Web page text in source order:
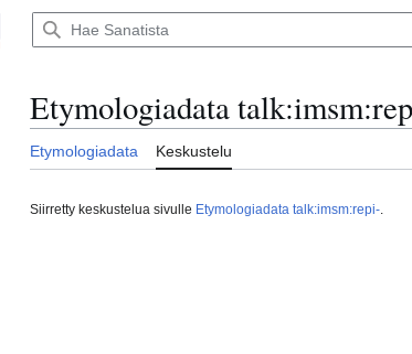
Etymologiadata talk:
Etymologiadata Keskustelu
Siirretty keskustelua sivulle Etymologiadata talk:imsm:repi-